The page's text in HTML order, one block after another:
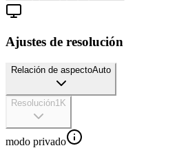
Ajustes de resolución
Relación de aspectoAuto
Resolución1K
modo privado